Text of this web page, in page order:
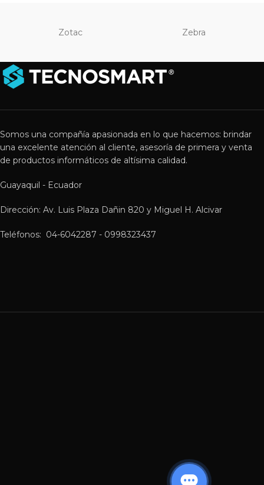
Zotac Zebra
Somos una compañía apasionada en lo que hacemos: brindar
una excelente atención al cliente, asesoría de primera y venta
de productos informáticos de altísima calidad.
Guayaquil - Ecuador
Dirección: Av. Luis Plaza Dañin 820 y Miguel H. Alcivar
Teléfonos: 04-6042287 - 0998323437